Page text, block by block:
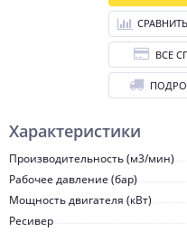
Характеристики
Производительность (м3/мин)
Рабочее давление (бар)
Мощность двигателя (кВт)
Ресивер
СРАВНИТЬ
ВСЕ